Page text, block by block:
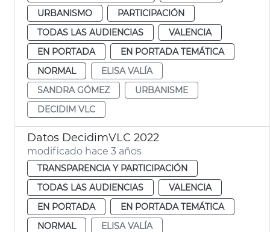
URBANISMO
PARTICIPACIÓN
TODAS LAS AUDIENCIAS
VALENCIA
EN PORTADA
EN PORTADA TEMÁTICA
NORMAL
ELISA VALÍA
SANDRA GÓMEZ
URBANISME
DECIDIM VLC
Datos DecidimVLC 2022
modificado hace 3 años
TRANSPARENCIA Y PARTICIPACIÓN
TODAS LAS AUDIENCIAS
VALENCIA
EN PORTADA
EN PORTADA TEMÁTICA
NORMAL
ELISA VALÍA